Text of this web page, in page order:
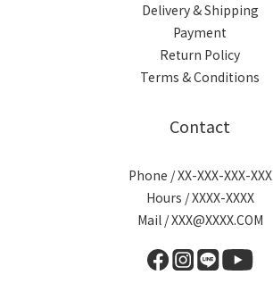
Delivery & Shipping
Payment
Return Policy
Terms & Conditions
Contact
Phone / XX-XXX-XXX-XXX
Hours / XXXX-XXXX
Mail / XXX@XXXX.COM